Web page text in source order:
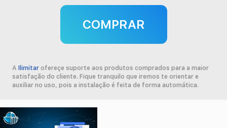
COMPRAR
A Ilimitar ofereçe suporte aos produtos comprados para a maior
satisfação do cliente. Fique tranquilo que iremos te orientar e
auxiliar no uso, pois a instalação é feita de forma automática.